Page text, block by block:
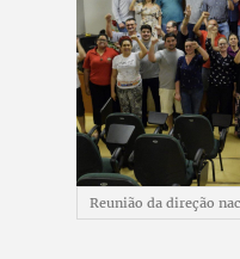
Reunião da direção